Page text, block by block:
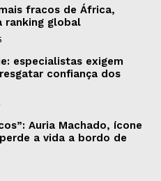
fracos de África,
ranking global
especialistas exigem
confiança dos
Auria Machado, ícone
a vida a bordo de